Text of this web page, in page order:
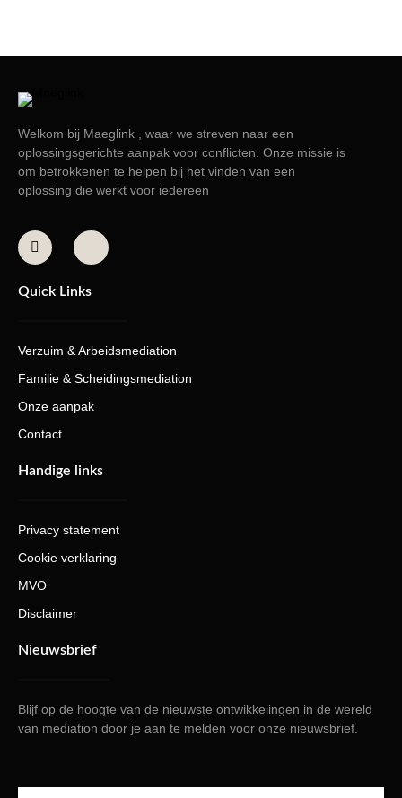
Welkom bij Maeglink , waar we streven naar een
oplossingsgerichte aanpak voor conflicten. Onze missie is
om betrokkenen te helpen bij het vinden van een
oplossing die werkt voor iedereen
Quick Links
Verzuim & Arbeidsmediation
Familie & Scheidingsmediation
Onze aanpak
Contact
Handige links
Privacy statement
Cookie verklaring
MVO
Disclaimer
Nieuwsbrief
Blijf op de hoogte van de nieuwste ontwikkelingen in de wereld
van mediation door je aan te melden voor onze nieuwsbrief.